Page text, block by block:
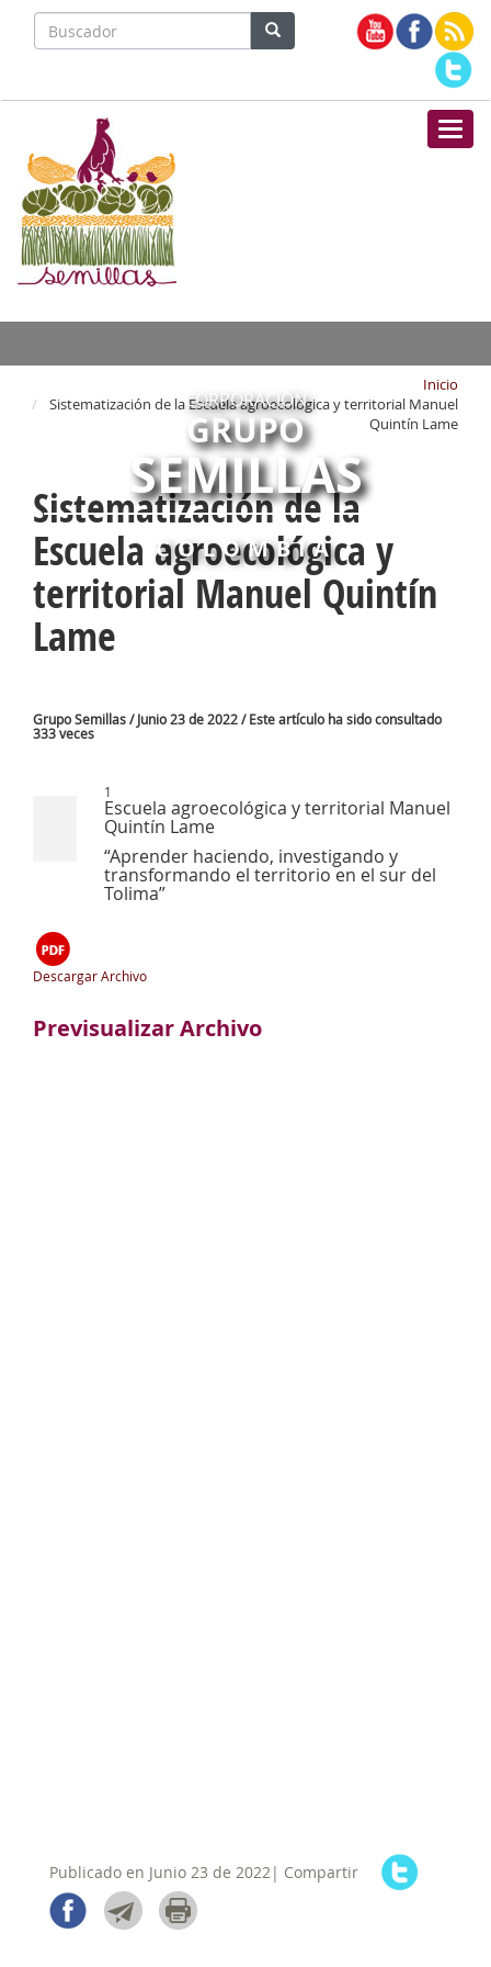
CORPORACIÓN
GRUPO
SEMILLAS
COLOMBIA
Inicio
Sistematización de la Escuela agroecológica y territorial Manuel
Quintín Lame
Sistematización de la
Escuela agroecológica y
territorial Manuel Quintín
Lame
Grupo Semillas / Junio 23 de 2022 / Este artículo ha sido consultado
333 veces
1
Escuela agroecológica y territorial Manuel
Quintín Lame
“Aprender haciendo, investigando y
transformando el territorio en el sur del
Tolima”
Descargar Archivo
Previsualizar Archivo
Publicado en Junio 23 de 2022| Compartir